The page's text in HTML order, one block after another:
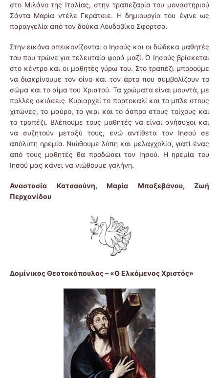
στο Μιλάνο της Ιταλίας, στην τραπεζαρία του μοναστηριού
Σάντα Μαρία ντέλε Γκράτσιε. Η δημιουργία του έγινε ως
παραγγελία από τον δούκα Λουδοβίκο Σφόρτσα.
Στην εικόνα απεικονίζονται ο Ιησούς και οι δώδεκα μαθητές
του που τρώνε για τελευταία φορά μαζί. Ο Ιησούς βρίσκεται
στο κέντρο και οι μαθητές γύρω του. Στο τραπέζι μπορούμε
να διακρίνουμε τον οίνο και τον άρτο που συμβολίζουν το
σώμα και το αίμα του Χριστού. Τα χρώματα είναι μουντά, με
πολλές σκιάσεις. Κυριαρχεί το πορτοκαλί και το μπλε στους
χιτώνες, το μαύρο, το γκρι και το άσπρο στους τοίχους και
το τραπέζι. Βλέπουμε τους μαθητές να είναι ανήσυχοι και
να συζητούν μεταξύ τους, ενώ αντίθετα τον Ιησού σε
απόλυτη ηρεμία. Νιώθουμε λύπη και μελαγχολία, γιατί ένας
από τους μαθητές θα προδώσει τον Ιησού. Η ηρεμία του
Ιησού μας κάνει να νιώθουμε γαλήνη.
Αναστασία Κατσαούνη, Μαρία Μπαξεβάνου, Ζωή
Περχανίδου
Δομίνικος Θεοτοκόπουλος – «Ο Ελκόμενος Χριστός»